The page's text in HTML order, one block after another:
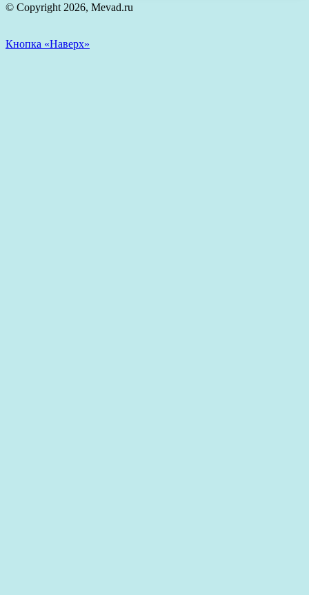
© Copyright 2026, Mevad.ru
Кнопка «Наверх»